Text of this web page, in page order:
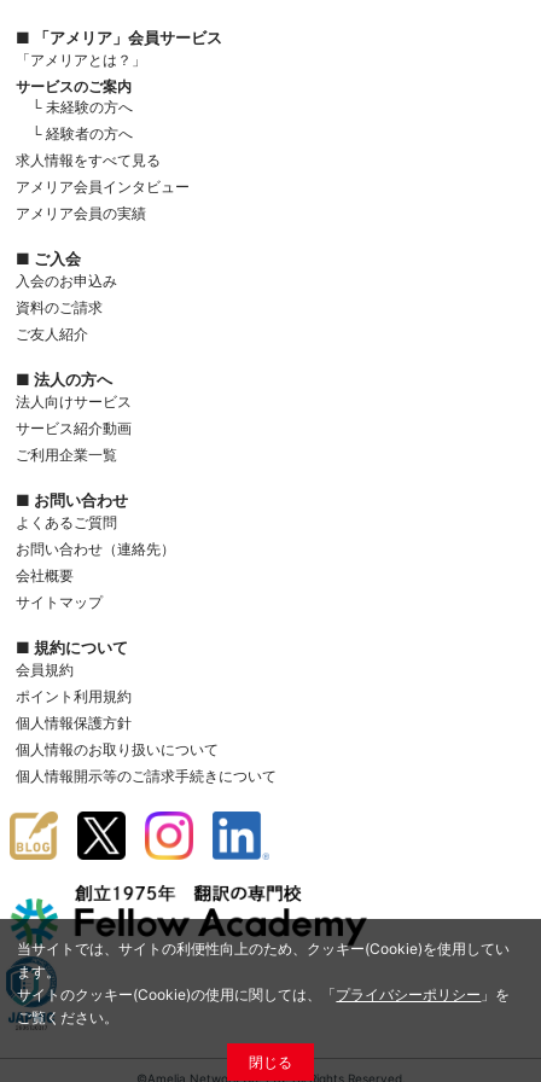
当サイトでは、サイトの利便性向上のため、クッキー(Cookie)を使用してい
ます。
サイトのクッキー(Cookie)の使用に関しては、「プライバシーポリシー 」を
ご覧ください。
閉じる
■ 「アメリア」会員サービス
「アメリアとは？」
サービスのご案内
└ 未経験の方へ
└ 経験者の方へ
求人情報をすべて見る
アメリア会員インタビュー
アメリア会員の実績
■ ご入会
入会のお申込み
資料のご請求
ご友人紹介
■ 法人の方へ
法人向けサービス
サービス紹介動画
ご利用企業一覧
■ お問い合わせ
よくあるご質問
お問い合わせ（連絡先）
会社概要
サイトマップ
■ 規約について
会員規約
ポイント利用規約
個人情報保護方針
個人情報のお取り扱いについて
個人情報開示等のご請求手続きについて
©Amelia Network Co.,Ltd. All Rights Reserved.